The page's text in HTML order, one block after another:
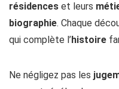
résidences et leurs
biographie. Chaque
qui complète l’histoire
Ne négligez pas les